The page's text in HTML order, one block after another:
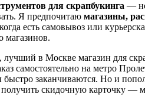
для скрапбукинга —
Я предпочитаю магазины,
есть самовывоз или
магазинов.
в Москве магазин для
самостоятельно на метро
заканчиваются. Но и
скидочную карточку —